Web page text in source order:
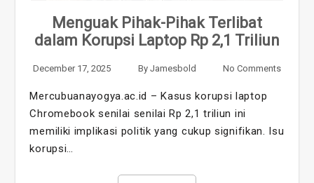
Menguak Pihak-Pihak Terlibat
dalam Korupsi Laptop Rp 2,1 Triliun
December 17, 2025 By Jamesbold No Comments
Mercubuanayogya.ac.id – Kasus korupsi laptop
Chromebook senilai senilai Rp 2,1 triliun ini
memiliki implikasi politik yang cukup signifikan. Isu
korupsi…